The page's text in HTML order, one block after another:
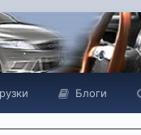
Блоги